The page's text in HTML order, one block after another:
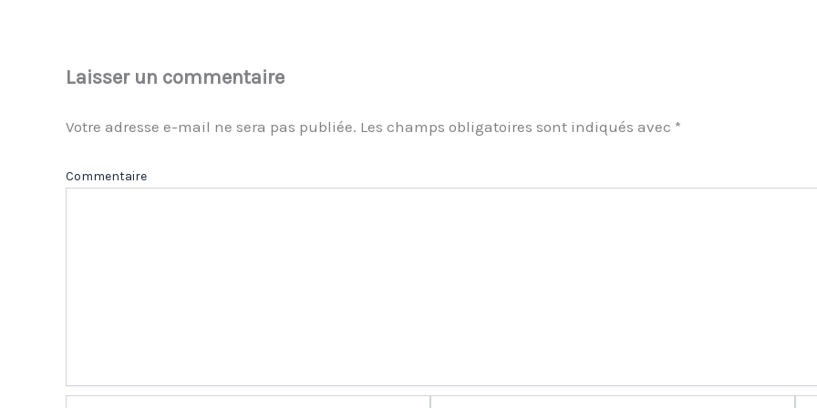
Laisser un commentaire
Votre adresse e-mail ne sera pas publiée. Les champs obligatoires sont indiqués avec *